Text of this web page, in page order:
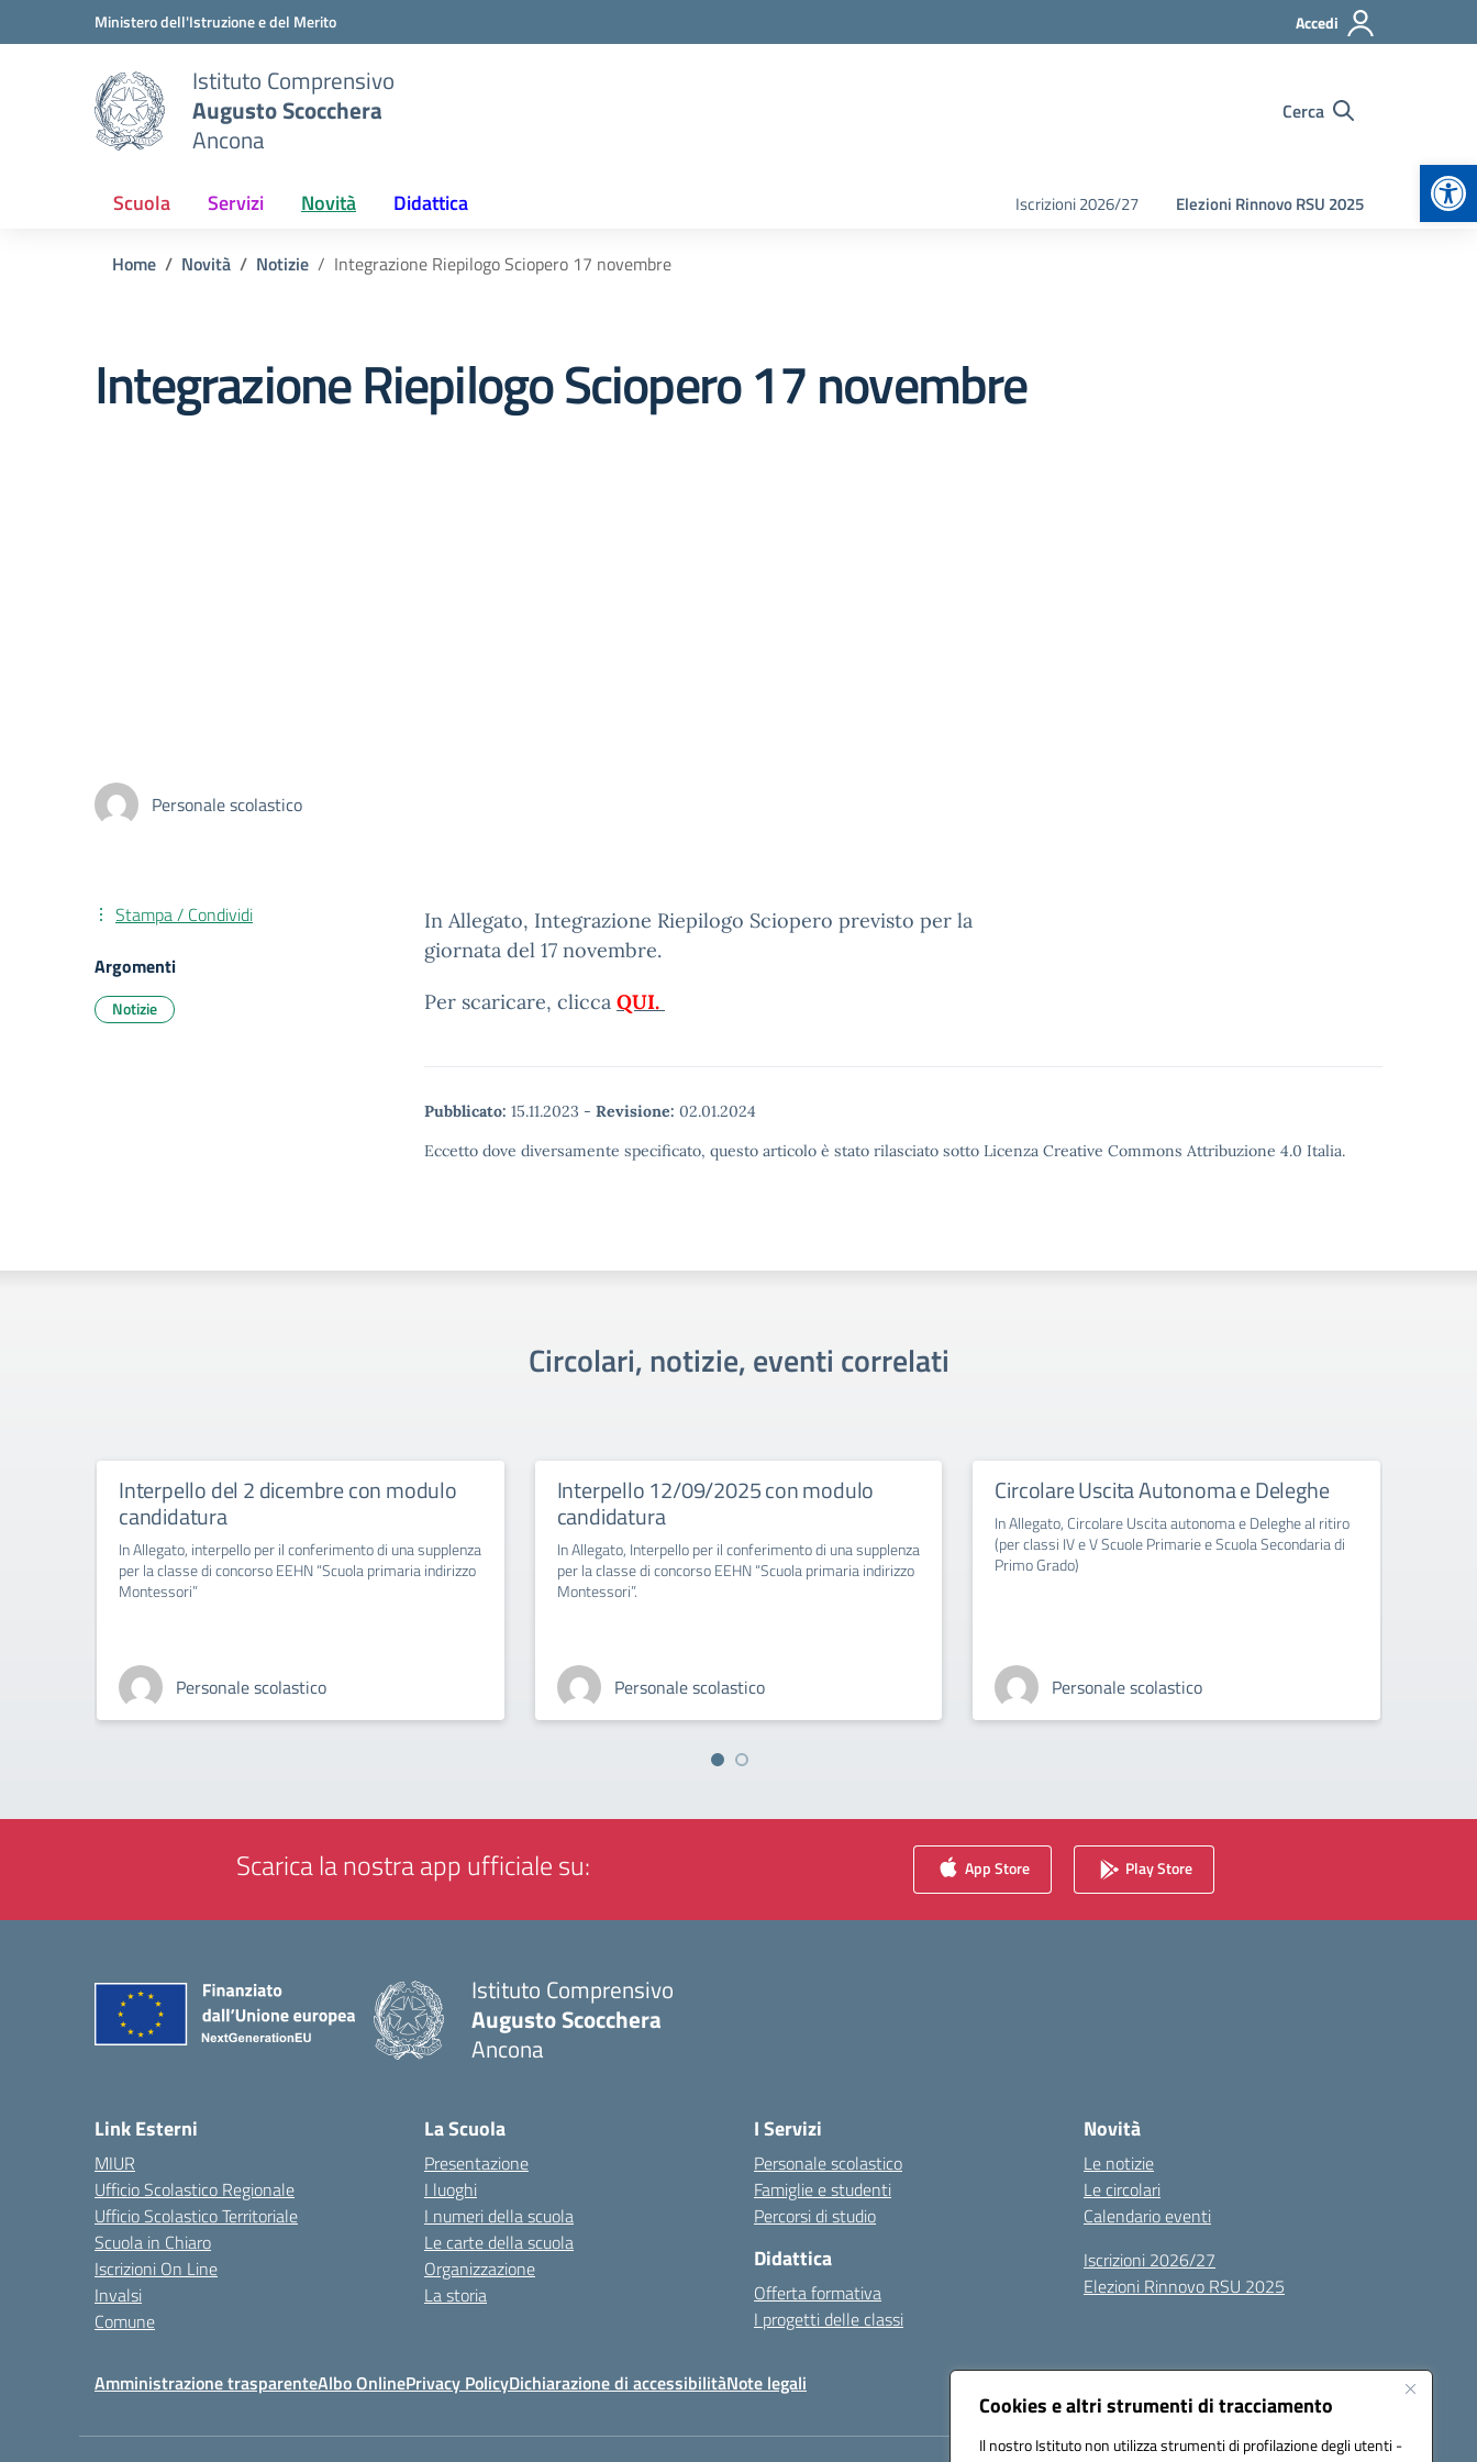
Cookies e altri strumenti di tracciamento
Il nostro Istituto non utilizza strumenti di profilazione degli utenti -
Vai ai contenuti
Vai al menu di navigazioneMinistero dell'Istruzione e del Merito Accedi
Istituto Comprensivo
Augusto Scocchera
Ancona
Cerca
Scuola Servizi Novità Didattica Iscrizioni 2026/27 Elezioni Rinnovo RSU 2025
Home Novità Notizie Integrazione Riepilogo Sciopero 17 novembre
Integrazione Riepilogo Sciopero 17 novembre
Personale scolastico
In Allegato, Integrazione Riepilogo Sciopero previsto per la
giornata del 17 novembre.
Per scaricare, clicca QUI.
Pubblicato: 15.11.2023 - Revisione: 02.01.2024
Eccetto dove diversamente specificato, questo articolo è stato rilasciato sotto Licenza Creative Commons Attribuzione 4.0 Italia.
Stampa / Condividi
Argomenti
Notizie
Circolari, notizie, eventi correlati
Interpello del 2 dicembre con modulo
candidatura
In Allegato, interpello per il conferimento di una supplenza
per la classe di concorso EEHN “Scuola primaria indirizzo
Montessori”
Personale scolastico
Interpello 12/09/2025 con modulo
candidatura
In Allegato, Interpello per il conferimento di una supplenza
per la classe di concorso EEHN “Scuola primaria indirizzo
Montessori”.
Personale scolastico
Circolare Uscita Autonoma e Deleghe
In Allegato, Circolare Uscita autonoma e Deleghe al ritiro
(per classi IV e V Scuole Primarie e Scuola Secondaria di
Primo Grado)
Personale scolastico
Scarica la nostra app ufficiale su: App Store Play Store
Istituto Comprensivo
Augusto Scocchera
Ancona
Link Esterni
MIUR
Ufficio Scolastico Regionale
Ufficio Scolastico Territoriale
Scuola in Chiaro
Iscrizioni On Line
Invalsi
Comune
La Scuola
Presentazione
I luoghi
I numeri della scuola
Le carte della scuola
Organizzazione
La storia
I Servizi
Personale scolastico
Famiglie e studenti
Percorsi di studio
Didattica
Offerta formativa
I progetti delle classi
Novità
Le notizie
Le circolari
Calendario eventi
Iscrizioni 2026/27
Elezioni Rinnovo RSU 2025
Amministrazione trasparenteAlbo OnlinePrivacy PolicyDichiarazione di accessibilitàNote legali